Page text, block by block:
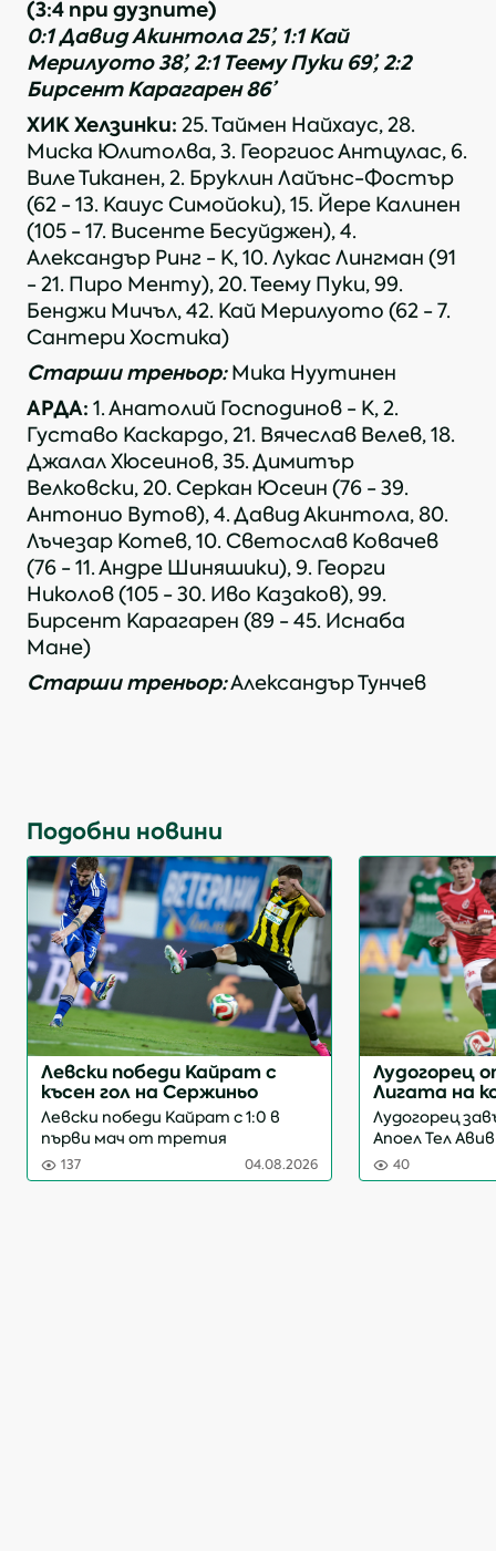
(3:4 при дузпите)
0:1 Давид Акинтола 25’, 1:1 Кай
Мерилуото 38’, 2:1 Теему Пуки 69’, 2:2
Бирсент Карагарен 86’
ХИК Хелзинки: 25. Таймен Найхаус, 28.
Миска Юлитолва, 3. Георгиос Антцулас, 6.
Виле Тиканен, 2. Бруклин Лайънс-Фостър
(62 - 13. Каиус Симойоки), 15. Йере Калинен
(105 - 17. Висенте Бесуйджен), 4.
Александър Ринг - К, 10. Лукас Лингман (91
- 21. Пиро Менту), 20. Теему Пуки, 99.
Бeнджи Мичъл, 42. Кай Мерилуото (62 - 7.
Сантери Хостика)
Старши треньор:Мика Нуутинен
АРДА: 1. Анатолий Господинов - К, 2.
Густаво Каскардо, 21. Вячеслав Велев, 18.
Джалал Хюсеинов, 35. Димитър
Велковски, 20. Серкан Юсеин (76 - 39.
Антонио Вутов), 4. Давид Акинтола, 80.
Лъчезар Котев, 10. Светослав Ковачев
(76 - 11. Андре Шиняшики), 9. Георги
Николов (105 - 30. Иво Казаков), 99.
Бирсент Карагарен (89 - 45. Иснаба
Мане)
Старши треньор:Александър Тунчев
Подобни новини
Левски победи Кайрат с
късен гол на Сержиньо
Левски победи Кайрат с 1:0 в
първи мач от третия
квалификационен кръг на
Шампионската лига.
137 04.08.2026
Лудогорец
Лигата на
след
Авив
Лудогорец
Апоел Тел
Арена“ в
40